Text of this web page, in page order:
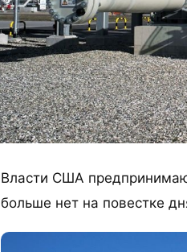
Власти США
больше нет на повестке